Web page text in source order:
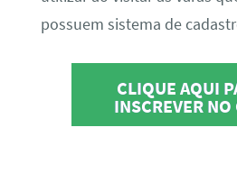
possuem sistema de
CLIQUE AQUI
INSCREVER NO